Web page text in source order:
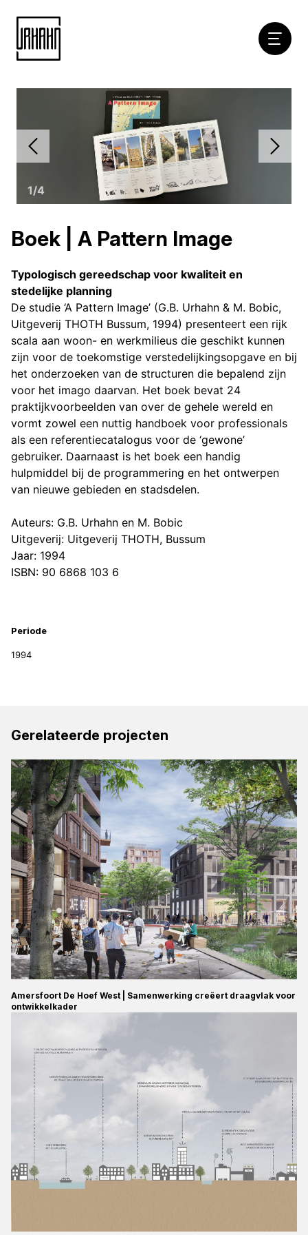
1/4
Boek | A Pattern Image
Typologisch gereedschap voor kwaliteit en
stedelijke planning
De studie ‘A Pattern Image’ (G.B. Urhahn & M. Bobic,
Uitgeverij THOTH Bussum, 1994) presenteert een rijk
scala aan woon- en werkmilieus die geschikt kunnen
zijn voor de toekomstige verstedelijkingsopgave en bij
het onderzoeken van de structuren die bepalend zijn
voor het imago daarvan. Het boek bevat 24
praktijkvoorbeelden van over de gehele wereld en
vormt zowel een nuttig handboek voor professionals
als een referentiecatalogus voor de ‘gewone’
gebruiker. Daarnaast is het boek een handig
hulpmiddel bij de programmering en het ontwerpen
van nieuwe gebieden en stadsdelen.
Auteurs: G.B. Urhahn en M. Bobic
Uitgeverij: Uitgeverij THOTH, Bussum
Jaar: 1994
ISBN: 90 6868 103 6
Periode
1994
Gerelateerde projecten
Amersfoort De Hoef West | Samenwerking creëert draagvlak voor
ontwikkelkader